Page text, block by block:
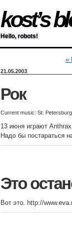
kost’s
Hello, robots!
«
21.05.2003
Рок
Current music: St.
13 июня играют
Надо бы постараться
Это
Вот это. http://